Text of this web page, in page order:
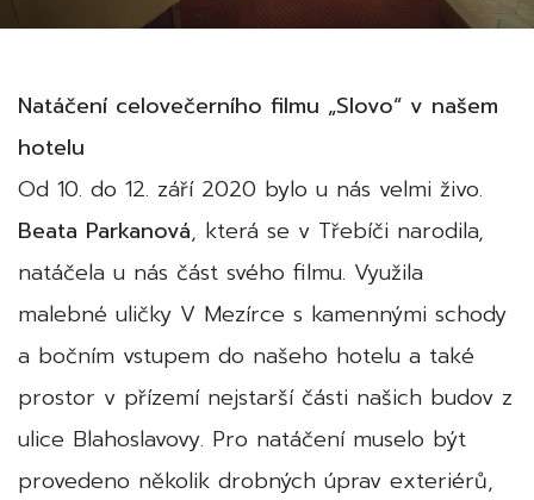
Natáčení celovečerního filmu „Slovo“ v našem
hotelu
Od 10. do 12. září 2020 bylo u nás velmi živo.
Beata Parkanová, která se v Třebíči narodila,
natáčela u nás část svého filmu. Využila
malebné uličky V Mezírce s kamennými schody
a bočním vstupem do našeho hotelu a také
prostor v přízemí nejstarší části našich budov z
ulice Blahoslavovy. Pro natáčení muselo být
provedeno několik drobných úprav exteriérů,